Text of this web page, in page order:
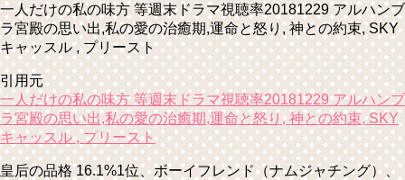
一人だけの私の味方 等週末ドラマ視聴率20181229 アルハンブ
ラ宮殿の思い出,私の愛の治癒期,運命と怒り, 神との約束, SKY
キャッスル , プリースト
引用元
一人だけの私の味方 等週末ドラマ視聴率20181229 アルハンブ
ラ宮殿の思い出,私の愛の治癒期,運命と怒り, 神との約束, SKY
キャッスル , プリースト
皇后の品格 16.1%1位、ボーイフレンド（ナムジャチング）、